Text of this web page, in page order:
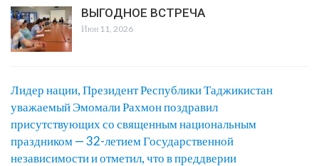
ВЫГОДНОЕ ВСТРЕЧА
Июн 11, 2026
Лидер нации, Президент Республики Таджикистан
уважаемый Эмомали Рахмон поздравил
присутствующих со священным национальным
праздником — 32-летием Государственной
независимости и отметил, что в преддверии